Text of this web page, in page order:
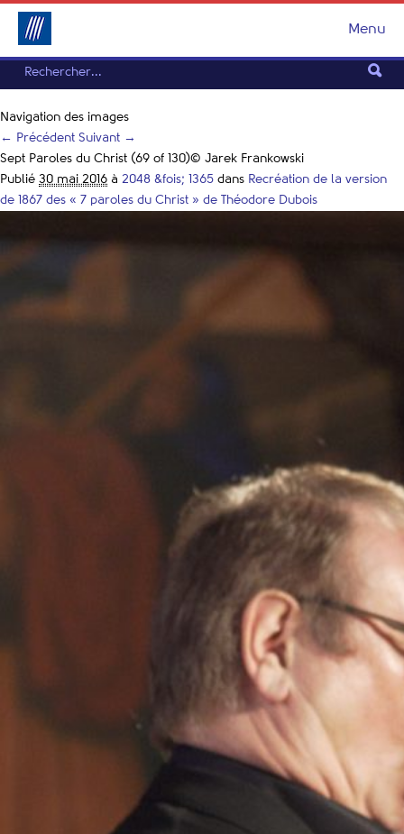
Menu
Navigation des images
← Précédent Suivant →
Sept Paroles du Christ (69 of 130)© Jarek Frankowski
Publié 30 mai 2016 à 2048 &fois; 1365 dans Recréation de la version
de 1867 des « 7 paroles du Christ » de Théodore Dubois